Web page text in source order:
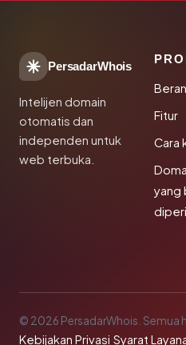
PersadarWhois
Intelijen domain
otomatis dan
independen untuk
web terbuka.
Fitur
Cara
yang
© 2026 PersadarWhois. Semua
Kebijakan Privasi·Syarat